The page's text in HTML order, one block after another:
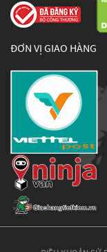
ĐƠN VỊ GIAO HÀNG